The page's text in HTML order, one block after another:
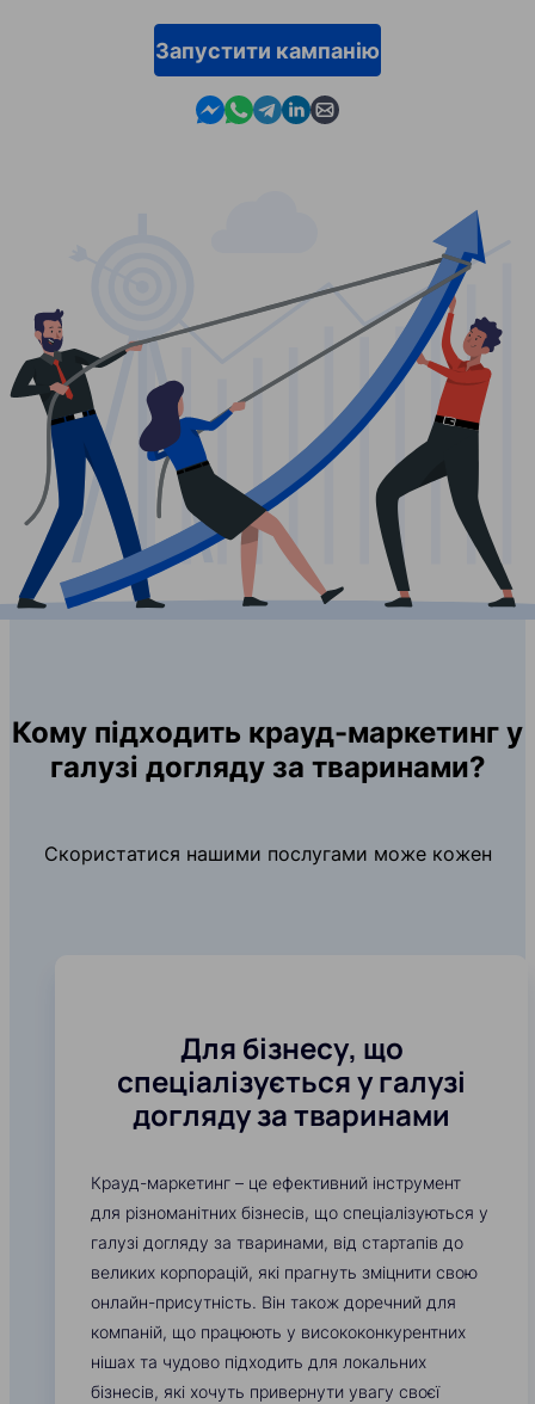
Запустити кампанію
Contact us in Messenger
Contact us in WhatsApp
Contact us in Telegram
Contact us in Linkedin
Contact us by email
Кому підходить крауд-маркетинг у
галузі догляду за тваринами?
Скористатися нашими послугами може кожен
Для бізнесу, що
спеціалізується у галузі
догляду за тваринами
Крауд-маркетинг – це ефективний інструмент
для різноманітних бізнесів, що спеціалізуються у
галузі догляду за тваринами, від стартапів до
великих корпорацій, які прагнуть зміцнити свою
онлайн-присутність. Він також доречний для
компаній, що працюють у висококонкурентних
нішах та чудово підходить для локальних
бізнесів, які хочуть привернути увагу своєї